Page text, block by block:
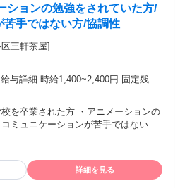
ションの勉強をされていた方/
苦手ではない方/協調性
三軒茶屋]
細 時給1,400~2,400円 固定残業
を卒業された方 ・アニメーションの
ミュニケーションが苦手ではない方
詳細を見る